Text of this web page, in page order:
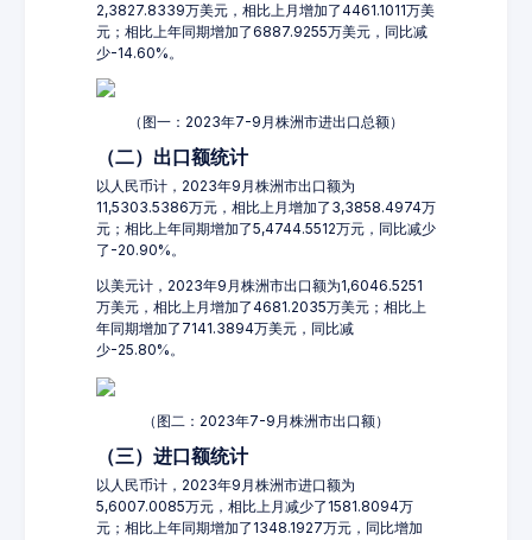
2,3827.8339万美元，相比上月增加了4461.1011万美
元；相比上年同期增加了6887.9255万美元，同比减
少-14.60%。
（图一：2023年7-9月株洲市进出口总额）
（二）出口额统计
以人民币计，2023年9月株洲市出口额为
11,5303.5386万元，相比上月增加了3,3858.4974万
元；相比上年同期增加了5,4744.5512万元，同比减少
了-20.90%。
以美元计，2023年9月株洲市出口额为1,6046.5251
万美元，相比上月增加了4681.2035万美元；相比上
年同期增加了7141.3894万美元，同比减
少-25.80%。
（图二：2023年7-9月株洲市出口额）
（三）进口额统计
以人民币计，2023年9月株洲市进口额为
5,6007.0085万元，相比上月减少了1581.8094万
元；相比上年同期增加了1348.1927万元，同比增加